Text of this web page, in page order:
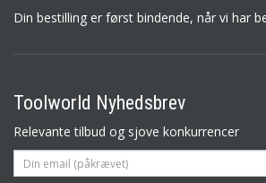
Din bestilling er først bindende, når vi har
Toolworld Nyhedsbrev
Relevante tilbud og sjove konkurrencer